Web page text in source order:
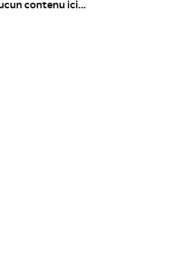
contenu ici…